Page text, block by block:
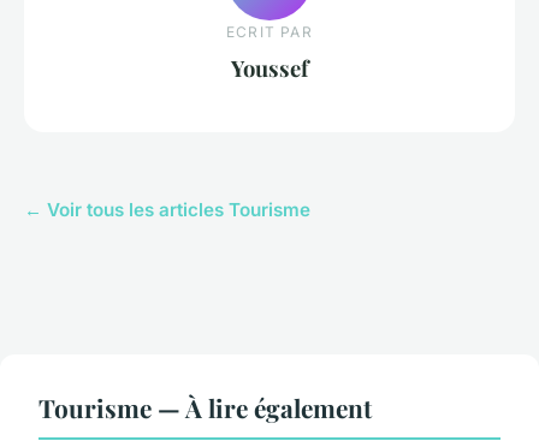
ECRIT PAR
Youssef
← Voir tous les articles Tourisme
Tourisme — À lire également